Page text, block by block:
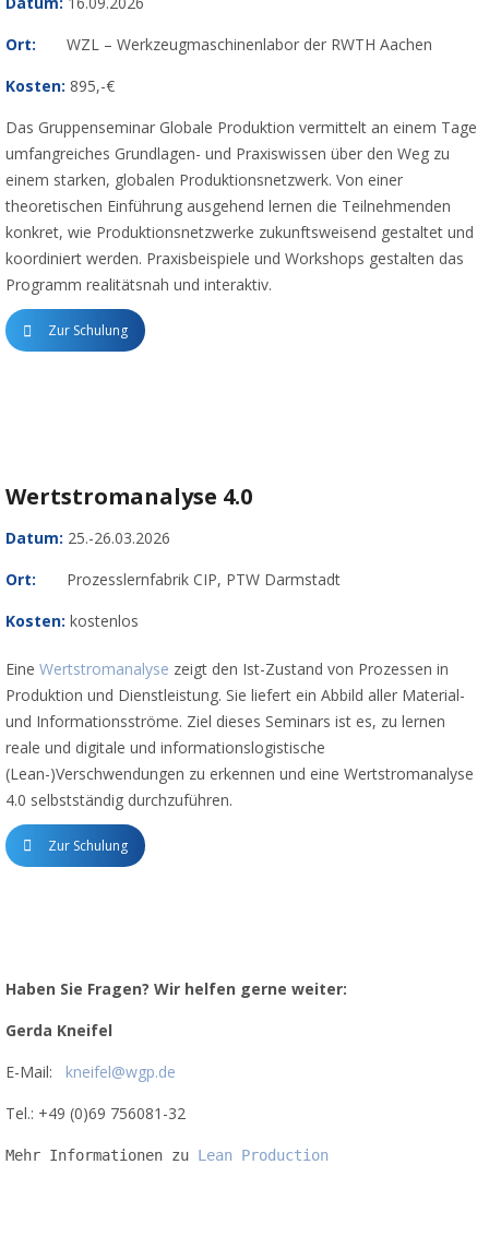
Ort:
WZL – Werkzeugmaschinenlabor der RWTH Aachen
Kosten: 895,-€
Das Gruppenseminar Globale Produktion vermittelt an einem Tage
umfangreiches Grundlagen- und Praxiswissen über den Weg zu
einem starken, globalen Produktionsnetzwerk. Von einer
theoretischen Einführung ausgehend lernen die Teilnehmenden
konkret, wie Produktionsnetzwerke zukunftsweisend gestaltet und
koordiniert werden. Praxisbeispiele und Workshops gestalten das
Programm realitätsnah und interaktiv.
Zur Schulung
Wertstromanalyse 4.0
Datum: 25.-26.03.2026
Ort:
Prozesslernfabrik CIP, PTW Darmstadt
Kosten: kostenlos
Eine Wertstromanalyse zeigt den Ist-Zustand von Prozessen in
Produktion und Dienstleistung. Sie liefert ein Abbild aller Material-
und Informationsströme. Ziel dieses Seminars ist es, zu lernen
reale und digitale und informationslogistische
(Lean-)Verschwendungen zu erkennen und eine Wertstromanalyse
4.0 selbstständig durchzuführen.
Zur Schulung
Haben Sie Fragen? Wir helfen gerne weiter:
Gerda Kneifel
E-Mail: kneifel@wgp.de
Tel.: +49 (0)69 756081-32
Mehr Informationen zu Lean Production